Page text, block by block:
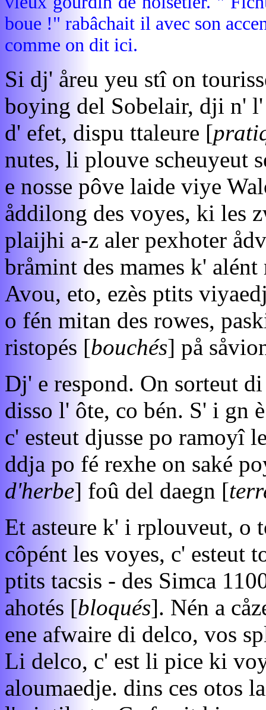
boue !" rabâchait il avec son
comme on dit ici.
Si dj' åreu yeu stî on
boying del Sobelair, dji n'
d' efet, dispu ttaleure [
nutes, li plouve scheuyeut
e nosse pôve laide viye
åddilong des voyes, ki les
plaijhi a-z aler pexhoter
bråmint des mames k'
Avou, eto, ezès ptits
o fén mitan des rowes,
ristopés [bouchés] på
Dj' e respond. On sorteut di
disso l' ôte, co bén. S' i gn
c' esteut djusse po ramoyî
ddja po fé rexhe on saké
d'herbe] foû del daegn [
Et asteure k' i rplouveut, o
côpént les voyes, c' esteut
ptits tacsis - des Simca
ahotés [bloqués]. Nén a
ene afwaire di delco, vos
Li delco, c' est li pice ki
aloumaedje. dins ces otos